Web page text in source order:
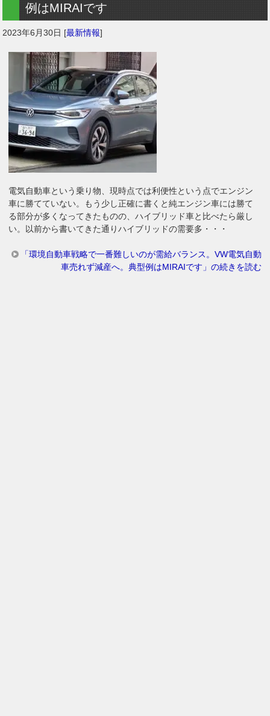
例はMIRAIです
2023年6月30日 [最新情報]
電気自動車という乗り物、現時点では利便性という点でエンジン
車に勝てていない。もう少し正確に書くと純エンジン車には勝て
る部分が多くなってきたものの、ハイブリッド車と比べたら厳し
い。以前から書いてきた通りハイブリッドの需要多・・・
「環境自動車戦略で一番難しいのが需給バランス。VW電気自動
車売れず減産へ。典型例はMIRAIです」の続きを読む